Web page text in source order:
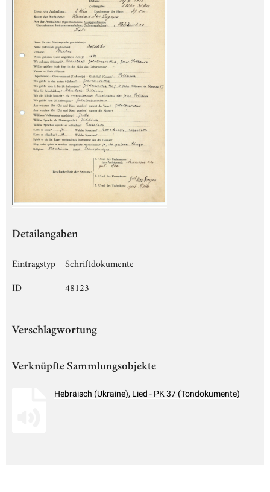
Detailangaben
Eintragstyp
Schriftdokumente
ID
48123
Verschlagwortung
Verknüpfte Sammlungsobjekte
Hebräisch (Ukraine), Lied - PK 37 (Tondokumente)